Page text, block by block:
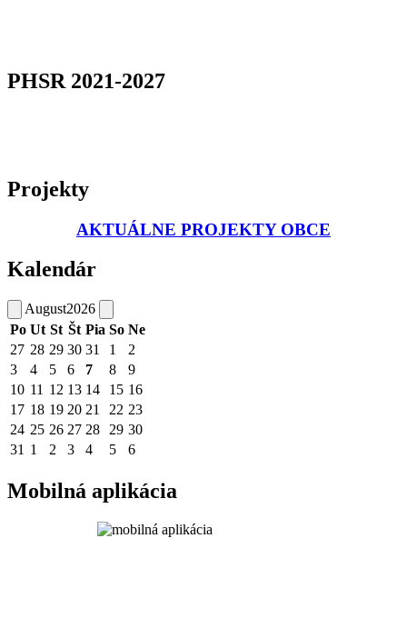
PHSR 2021-2027
Projekty
AKTUÁLNE PROJEKTY OBCE
Kalendár
August2026
Po Ut St Št Pia So Ne
27 28 29 30 31 1
2
3
4 5 6 7 8
9
10 11 12 13 14 15 16
17 18 19 20 21 22 23
24 25 26 27 28 29 30
31 1 2 3 4 5 6
Mobilná aplikácia